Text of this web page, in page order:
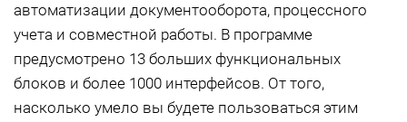
автоматизации документооборота, процессного
учета и совместной работы. В программе
предусмотрено 13 больших функциональных
блоков и более 1000 интерфейсов. От того,
насколько умело вы будете пользоваться этим